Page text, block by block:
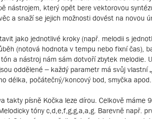
nástrojem, který opět bere vektorovou
a snaží se jejich možnosti dovést na novou
jako jednotlivé kroky (např. melodii s
(notová hodnota v tempu nebo fixní čas),
a nástroj nám sám dotvoří zbytek melodie.
oddělené – každý parametr má svůj vlastní
délka, počátečný/koncový bod, smyčka apod.
takty písně Kočka leze dírou. Celkově máme
tóny c,d,e,f,g,g,a,a,g. Barevně např.